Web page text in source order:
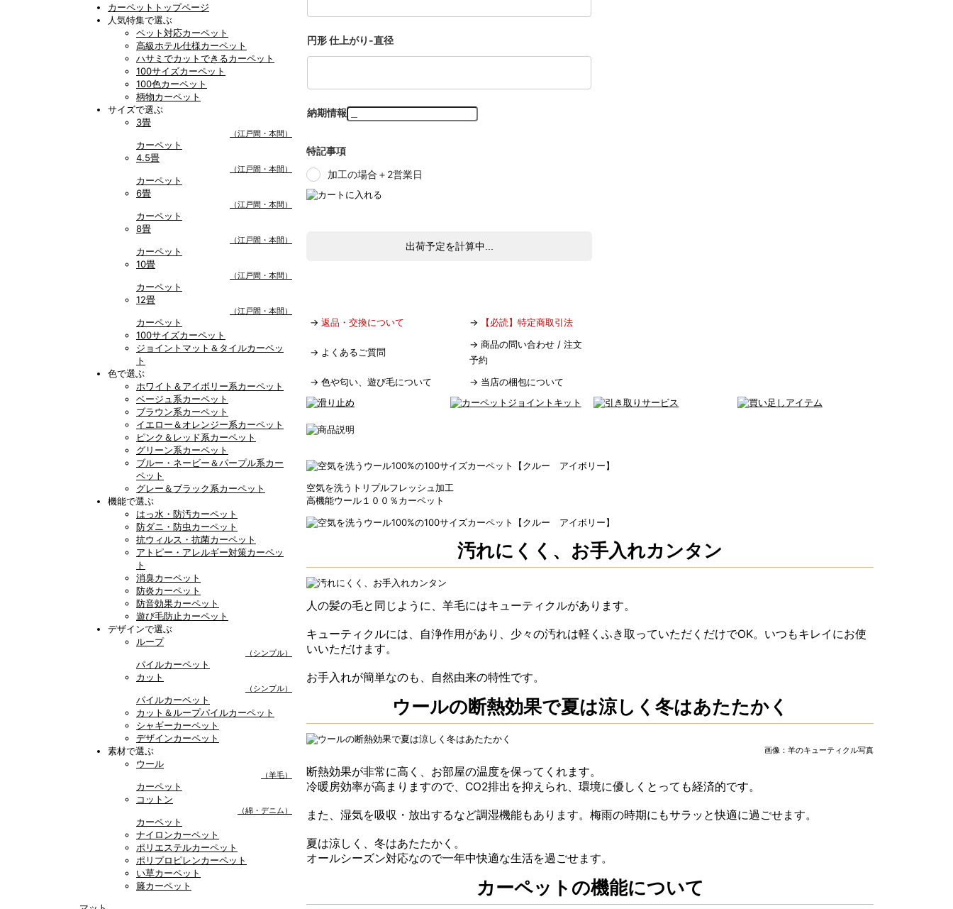
カーペットトップページ
人気特集で選ぶ
ペット対応カーペット
高級ホテル仕様カーペット
ハサミでカットできるカーペット
100サイズカーペット
100色カーペット
柄物カーペット
サイズで選ぶ
3畳
（江戸間・本間）
カーペット
4.5畳
（江戸間・本間）
カーペット
6畳
（江戸間・本間）
カーペット
8畳
（江戸間・本間）
カーペット
10畳
（江戸間・本間）
カーペット
12畳
（江戸間・本間）
カーペット
100サイズカーペット
ジョイントマット＆タイルカーペッ
ト
色で選ぶ
ホワイト＆アイボリー系カーペット
ベージュ系カーペット
ブラウン系カーペット
イエロー＆オレンジー系カーペット
ピンク＆レッド系カーペット
グリーン系カーペット
ブルー・ネービー＆パープル系カー
ペット
グレー＆ブラック系カーペット
機能で選ぶ
はっ水・防汚カーペット
防ダニ・防虫カーペット
抗ウィルス・抗菌カーペット
アトピー・アレルギー対策カーペッ
ト
消臭カーペット
防炎カーペット
防音効果カーペット
遊び毛防止カーペット
デザインで選ぶ
ループ
（シンプル）
パイルカーペット
カット
（シンプル）
パイルカーペット
カット＆ループパイルカーペット
シャギーカーペット
デザインカーペット
素材で選ぶ
ウール
（羊毛）
カーペット
コットン
（綿・デニム）
カーペット
ナイロンカーペット
ポリエステルカーペット
ポリプロピレンカーペット
い草カーペット
籐カーペット
円形 仕上がり-直径
納期情報
特記事項
加工の場合＋2営業日
出荷予定を計算中...
→ 返品・交換について → 【必読】特定商取引法
→ よくあるご質問
→ 商品の問い合わせ / 注文
予約
→ 色や匂い、遊び毛について → 当店の梱包について
空気を洗うトリプルフレッシュ加工
高機能ウール１００％カーペット
汚れにくく、お手入れカンタン
人の髪の毛と同じように、羊毛にはキューティクルがあります。
キューティクルには、自浄作用があり、少々の汚れは軽くふき取っていただくだけでOK。いつもキレイにお使
いいただけます。
お手入れが簡単なのも、自然由来の特性です。
ウールの断熱効果で夏は涼しく冬はあたたかく
画像：羊のキューティクル写真
断熱効果が非常に高く、お部屋の温度を保ってくれます。
冷暖房効率が高まりますので、CO2排出を抑えられ、環境に優しくとっても経済的です。
また、湿気を吸収・放出するなど調湿機能もあります。梅雨の時期にもサラッと快適に過ごせます。
夏は涼しく、冬はあたたかく。
オールシーズン対応なので一年中快適な生活を過ごせます。
カーペットの機能について